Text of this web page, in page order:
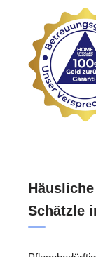
Schätzle